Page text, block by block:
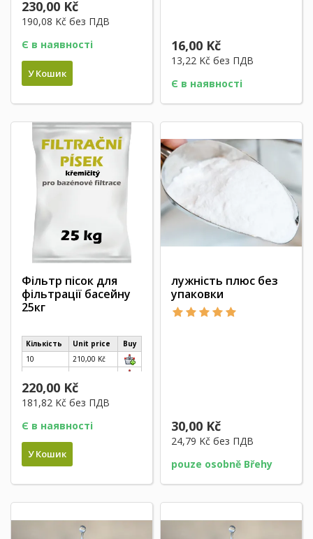
230,00 Kč
190,08 Kč без ПДВ
Є в наявності
У Кошик
16,00 Kč
13,22 Kč без ПДВ
Є в наявності
Фільтр пісок для
фільтрації басейну
25кг
Кількість Unit price
Buy
10
210,00 Kč
220,00 Kč
181,82 Kč без ПДВ
Є в наявності
У Кошик
лужність плюс без
упаковки
30,00 Kč
24,79 Kč без ПДВ
pouze osobně Břehy